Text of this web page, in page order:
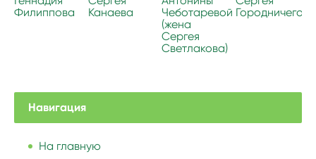
Филиппова
Канаева
Чеботаревой
(жена
Сергея
Светлакова)
Городничего
Навигация
На главную